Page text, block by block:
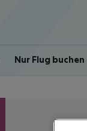
Nur Flug buchen